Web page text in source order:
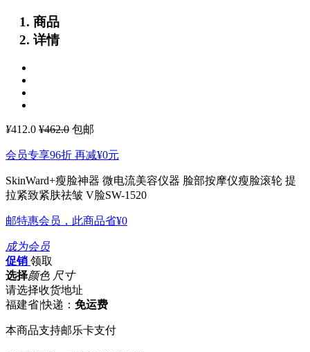
商品
详情
¥412.0 ¥462.0 包邮
会员专享96折 再减¥0元
SkinWard+瘦脸神器 微电流美容仪器 脸部按摩仪瘦脸滚轮 提
拉紧致紧肤祛皱 V脸SW-1520
邮特惠会员，此商品省¥0
成为会员
促销 领取
选择颜色 尺寸
请选择收货地址
福建省|快递： 免运费
本商品支持邮乐卡支付